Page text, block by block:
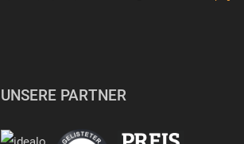
UNSERE PARTNER